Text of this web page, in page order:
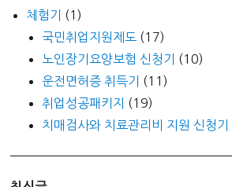
체험기
(1)
국민취업지원제도 (17)
노인장기요양보험 신청기
(10)
운전면허증 취득기
(11)
취업성공패키지
(19)
치매검사와 치료관리비 지원 신청기